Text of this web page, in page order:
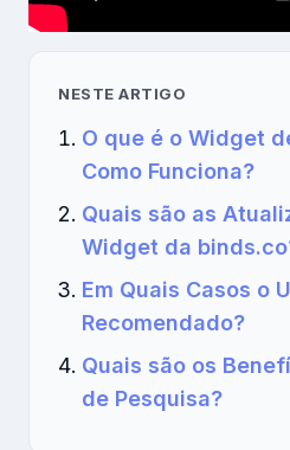
NESTE ARTIGO
O que é o Widget
Como Funciona?
Quais são as
Widget da
Em Quais Casos o
Recomendado?
Quais são os
de Pesquisa?